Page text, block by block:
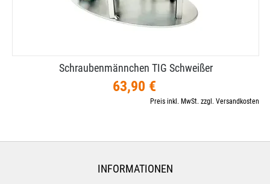
Schraubenmännchen TIG Schweißer
63,90 €
Preis inkl. MwSt. zzgl. Versandkosten
INFORMATIONEN